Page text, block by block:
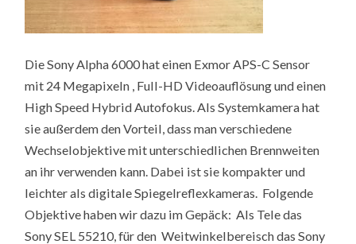
Die Sony Alpha 6000 hat einen Exmor APS-C Sensor
mit 24 Megapixeln , Full-HD Videoauflösung und einen
High Speed Hybrid Autofokus. Als Systemkamera hat
sie außerdem den Vorteil, dass man verschiedene
Wechselobjektive mit unterschiedlichen Brennweiten
an ihr verwenden kann. Dabei ist sie kompakter und
leichter als digitale Spiegelreflexkameras. Folgende
Objektive haben wir dazu im Gepäck: Als Tele das
Sony SEL 55210, für den Weitwinkelbereisch das Sony